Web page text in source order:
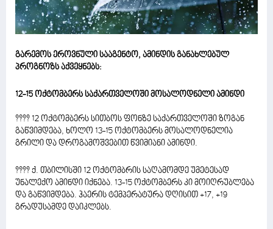
გარემოს ეროვნული სააგენტო, ამინდის განახლებულ
პროგნოზს აქვეყნებს:
12-15 ოქტომბერს საქართველოში მოსალოდნელი ამინდი
???? 12 ოქტომბერს სითბოს ფონზე საქართველოში ზოგან
გაწვიმდება, ხოლო 13-15 ოქტომბერს მოსალოდნელია
გრილი და დროგამოშვებით წვიმიანი ამინდი.
???? ქ. თბილისში 12 ოქტომბრის საღამომდე უმეტესად
უნალექო ამინდი იქნება. 13-15 ოქტომბერს კი მოიღრუბლება
და გაწვიმდება. ჰაერის ტემპერატურა დღისით +17, +19
გრადუსამდე დაიკლებს.